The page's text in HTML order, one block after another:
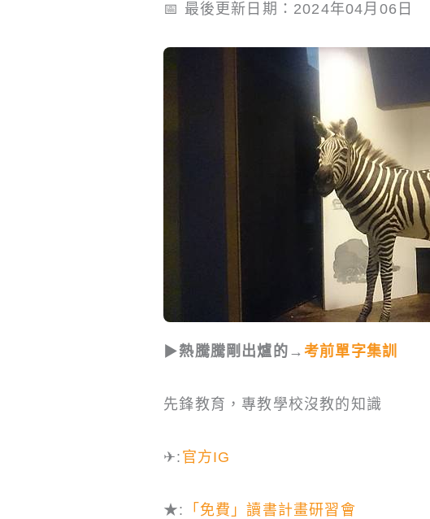
📅 最後更新日期：2024年04月06日
▶熱騰騰剛出爐的→ 考前單字集訓
先鋒教育，專教學校沒教的知識
✈: 官方IG
★: 「免費」讀書計畫研習會